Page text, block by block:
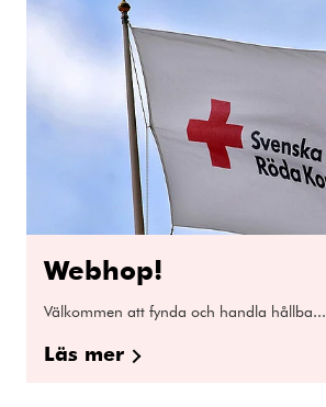
Webhop!
Välkommen att fynda och handla hållba...
Läs mer